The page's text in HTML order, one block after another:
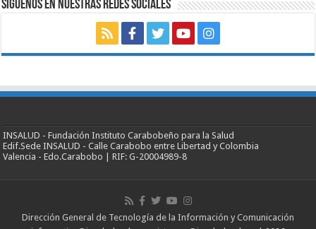
SIGUENOS EN NUESTRAS REDES SOCIALES
INSALUD - Fundación Instituto Carabobeño para la Salud
Edif.Sede INSALUD - Calle Carabobo entre Libertad y Colombia
Valencia - Edo.Carabobo | RIF: G-20004989-8
Dirección General de Tecnología de la Información y Comunicación